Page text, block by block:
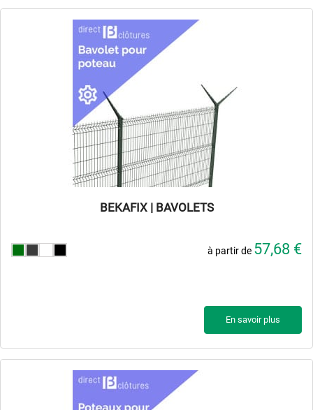
BEKAFIX | BAVOLETS
à partir de 57,68 €
En savoir plus